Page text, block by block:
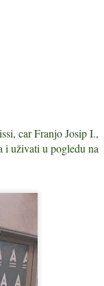
car Franjo Josip I.,
i uživati u pogledu na